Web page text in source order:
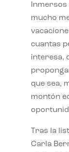
mucho
cuantas
interesa,
que sea,
montón
Tras la
Carla